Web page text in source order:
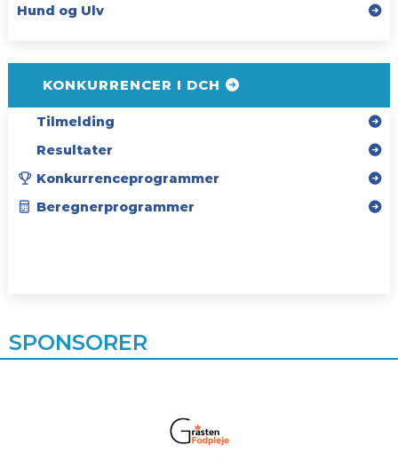
Hund og Ulv
KONKURRENCER I DCH
Tilmelding
Resultater
Konkurrenceprogrammer
Beregnerprogrammer
SPONSORER